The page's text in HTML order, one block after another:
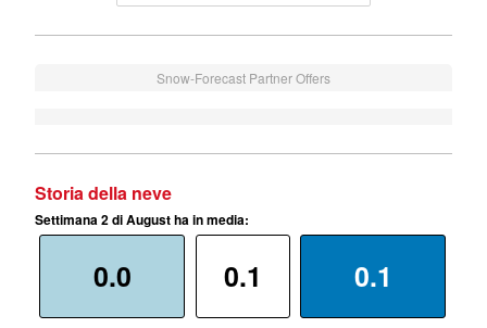
Snow-Forecast Partner Offers
Storia della neve
Settimana 2 di August ha in media:
0.0 0.1 0.1